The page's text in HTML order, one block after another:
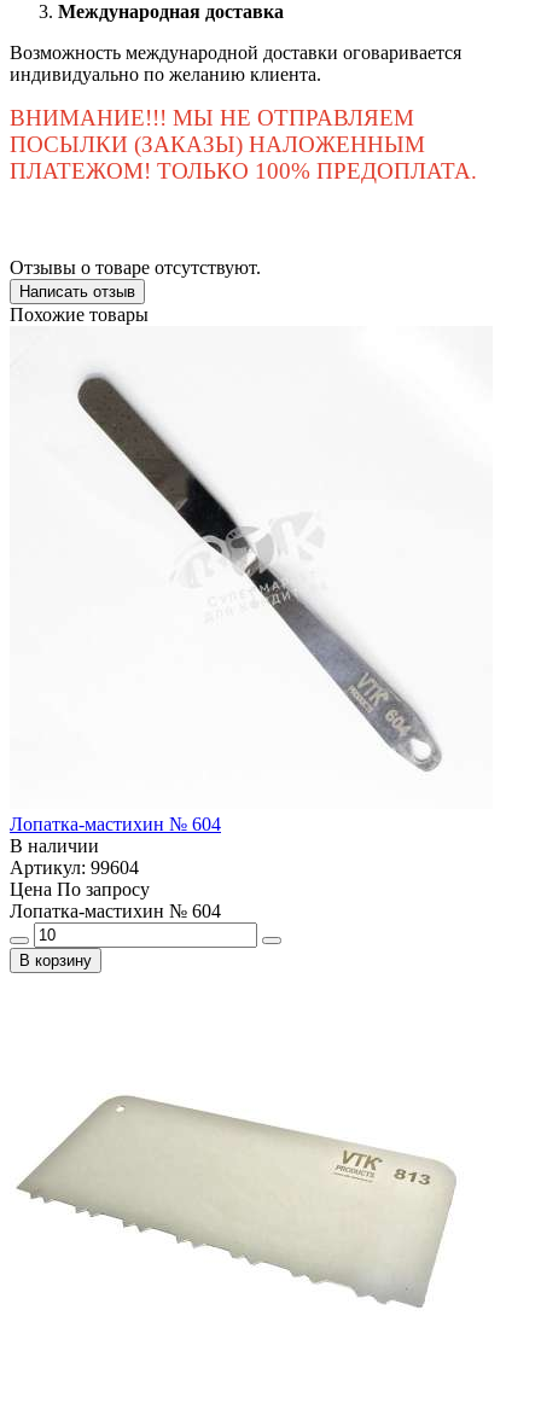
Международная доставка
Возможность международной доставки оговаривается
индивидуально по желанию клиента.
ВНИМАНИЕ!!! МЫ НЕ ОТПРАВЛЯЕМ
ПОСЫЛКИ (ЗАКАЗЫ) НАЛОЖЕННЫМ
ПЛАТЕЖОМ! ТОЛЬКО 100% ПРЕДОПЛАТА.
Отзывы о товаре отсутствуют.
Написать отзыв
Похожие товары
Лопатка-мастихин № 604
В наличии
Артикул: 99604
Цена По запросу
Лопатка-мастихин № 604
В корзину